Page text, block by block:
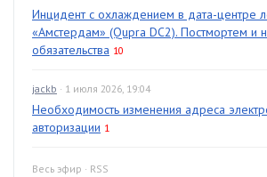
Инцидент с охлаждением в дата-центре
«Амстердам» (Qupra DC2). Постмортем и
обязательства 10
jackb · 1 июля 2026, 19:04
Необходимость изменения адреса
авторизации 1
Весь эфир · RSS